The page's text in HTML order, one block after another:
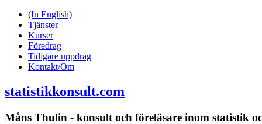
(In English)
Tjänster
Kurser
Föredrag
Tidigare uppdrag
Kontakt/Om
statistikkonsult.com
Måns Thulin - konsult och föreläsare inom statistik